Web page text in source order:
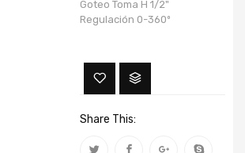
Goteo Toma H 1/2"
Regulación 0-360º
Share This: